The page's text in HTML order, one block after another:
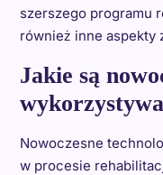
szerszego programu
również inne aspekty
Jakie są
Nowoczesne
w procesie